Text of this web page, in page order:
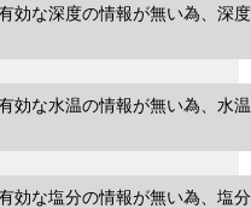
効な深度の情報が無い為、深
効な水温の情報が無い為、水
効な塩分の情報が無い為、塩